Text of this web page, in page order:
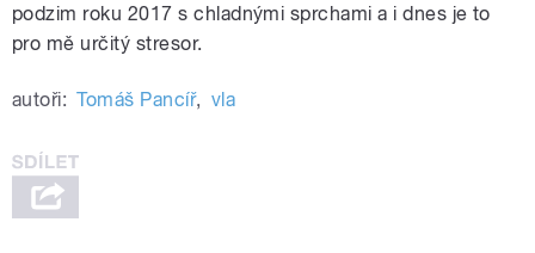
podzim roku 2017 s chladnými sprchami a i dnes je to
pro mě určitý stresor.
autoři: Tomáš Pancíř, vla